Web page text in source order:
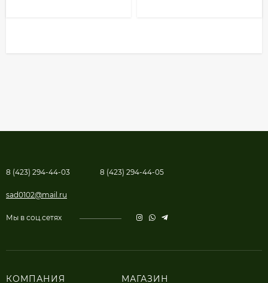
8 (423) 294-44-03 8 (423) 294-44-05
sad0102@mail.ru
Мы в соц.сетях
КОМПАНИЯ МАГАЗИН